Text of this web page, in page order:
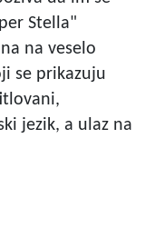
Stella"
na veselo
se prikazuju
jezik, a ulaz na